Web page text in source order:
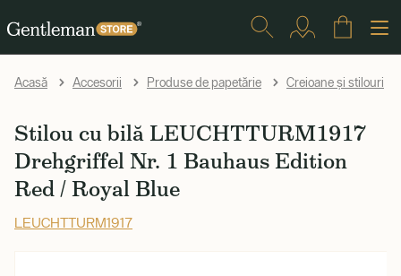
Acasă Accesorii Produse de papetărie Creioane și stilouri
Stilou cu bilă LEUCHTTURM1917
Drehgriffel Nr. 1 Bauhaus Edition
Red / Royal Blue
LEUCHTTURM1917